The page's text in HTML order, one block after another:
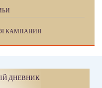
КАМПАНИЯ
ДНЕВНИК